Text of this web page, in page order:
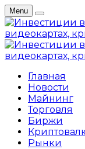
Menu
Главная
Новости
Майнинг
Торговля
Биржи
Рынки